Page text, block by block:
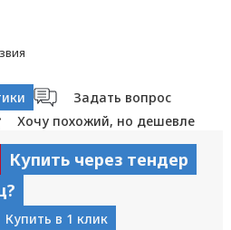
Задать вопрос
Хочу похожий, но дешевле
Купить через тендер
Купить в 1 клик